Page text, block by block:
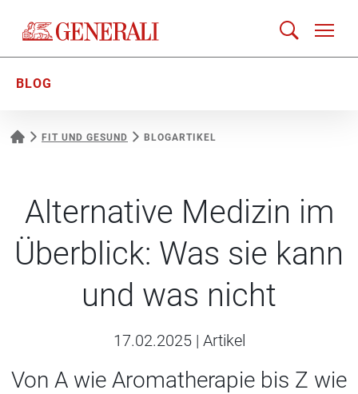
BLOG
FIT UND GESUND BLOGARTIKEL
Alternative Medizin im
Überblick: Was sie kann
und was nicht
17.02.2025| Artikel
Von A wie Aromatherapie bis Z wie